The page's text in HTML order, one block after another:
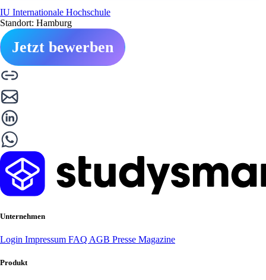
IU Internationale Hochschule
Standort: Hamburg
Jetzt bewerben
Unternehmen
Login Impressum FAQ AGB Presse Magazine
Produkt